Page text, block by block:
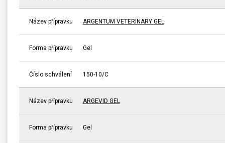
Název přípravku ARGENTUM VETERINARY GEL
Forma přípravku Gel
Číslo schválení 150-10/C
Název přípravku ARGEVID GEL
Forma přípravku Gel